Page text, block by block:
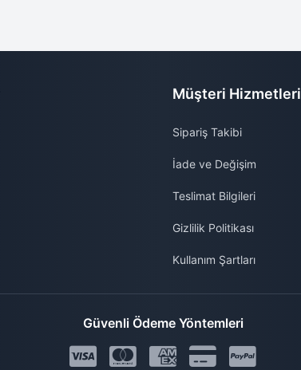
Müşteri Hizmetleri
Sipariş Takibi
İade ve Değişim
Teslimat Bilgileri
Gizlilik Politikası
Kullanım Şartları
Güvenli Ödeme Yöntemleri